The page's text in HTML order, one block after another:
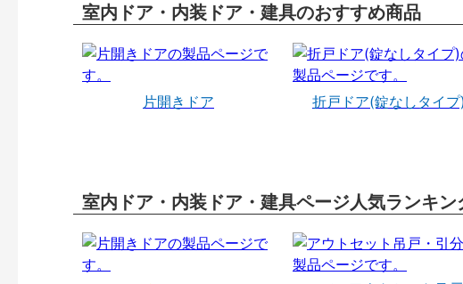
室内ドア・内装ドア・建具のおすすめ商品
片開きドア 折戸ドア(錠なしタイプ)
室内ドア・内装ドア・建具ページ人気ランキン